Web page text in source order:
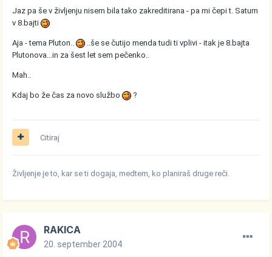
Jaz pa še v življenju nisem bila tako zakreditirana - pa mi čepi t. Saturn
v 8.bajti
Aja - tema Pluton..
..še se čutijo menda tudi ti vplivi - itak je 8.bajta
Plutonova...in za šest let sem pečenko..
Mah..
Kdaj bo že čas za novo službo ?
Citiraj
Življenje je to, kar se ti dogaja, medtem, ko planiraš druge reči.
RAKICA
20. september 2004